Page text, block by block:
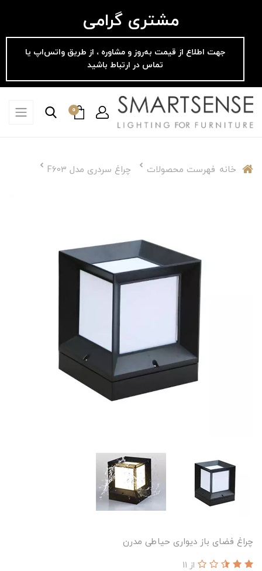
مشتری گرامی
جهت اطلاع از قیمت به‌روز و مشاوره ، از طریق واتس‌اپ یا
تماس در ارتباط باشید
0
خانه فهرست محصولات چراغ سردری مدل F603
چراغ فضای باز دیواری حیاطی مدرن
از 11